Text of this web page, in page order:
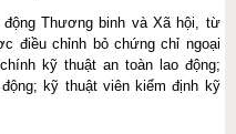
Thương binh và Xã hội, từ
điều chỉnh bỏ chứng chỉ ngoại
kỹ thuật an toàn lao động;
kỹ thuật viên kiểm định kỹ